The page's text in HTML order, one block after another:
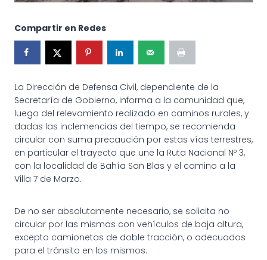
Compartir en Redes
La Dirección de Defensa Civil, dependiente de la
Secretaría de Gobierno, informa a la comunidad que,
luego del relevamiento realizado en caminos rurales, y
dadas las inclemencias del tiempo, se recomienda
circular con suma precaución por estas vías terrestres,
en particular el trayecto que une la Ruta Nacional Nº 3,
con la localidad de Bahía San Blas y el camino a la
Villa 7 de Marzo.
De no ser absolutamente necesario, se solicita no
circular por las mismas con vehículos de baja altura,
excepto camionetas de doble tracción, o adecuados
para el tránsito en los mismos.